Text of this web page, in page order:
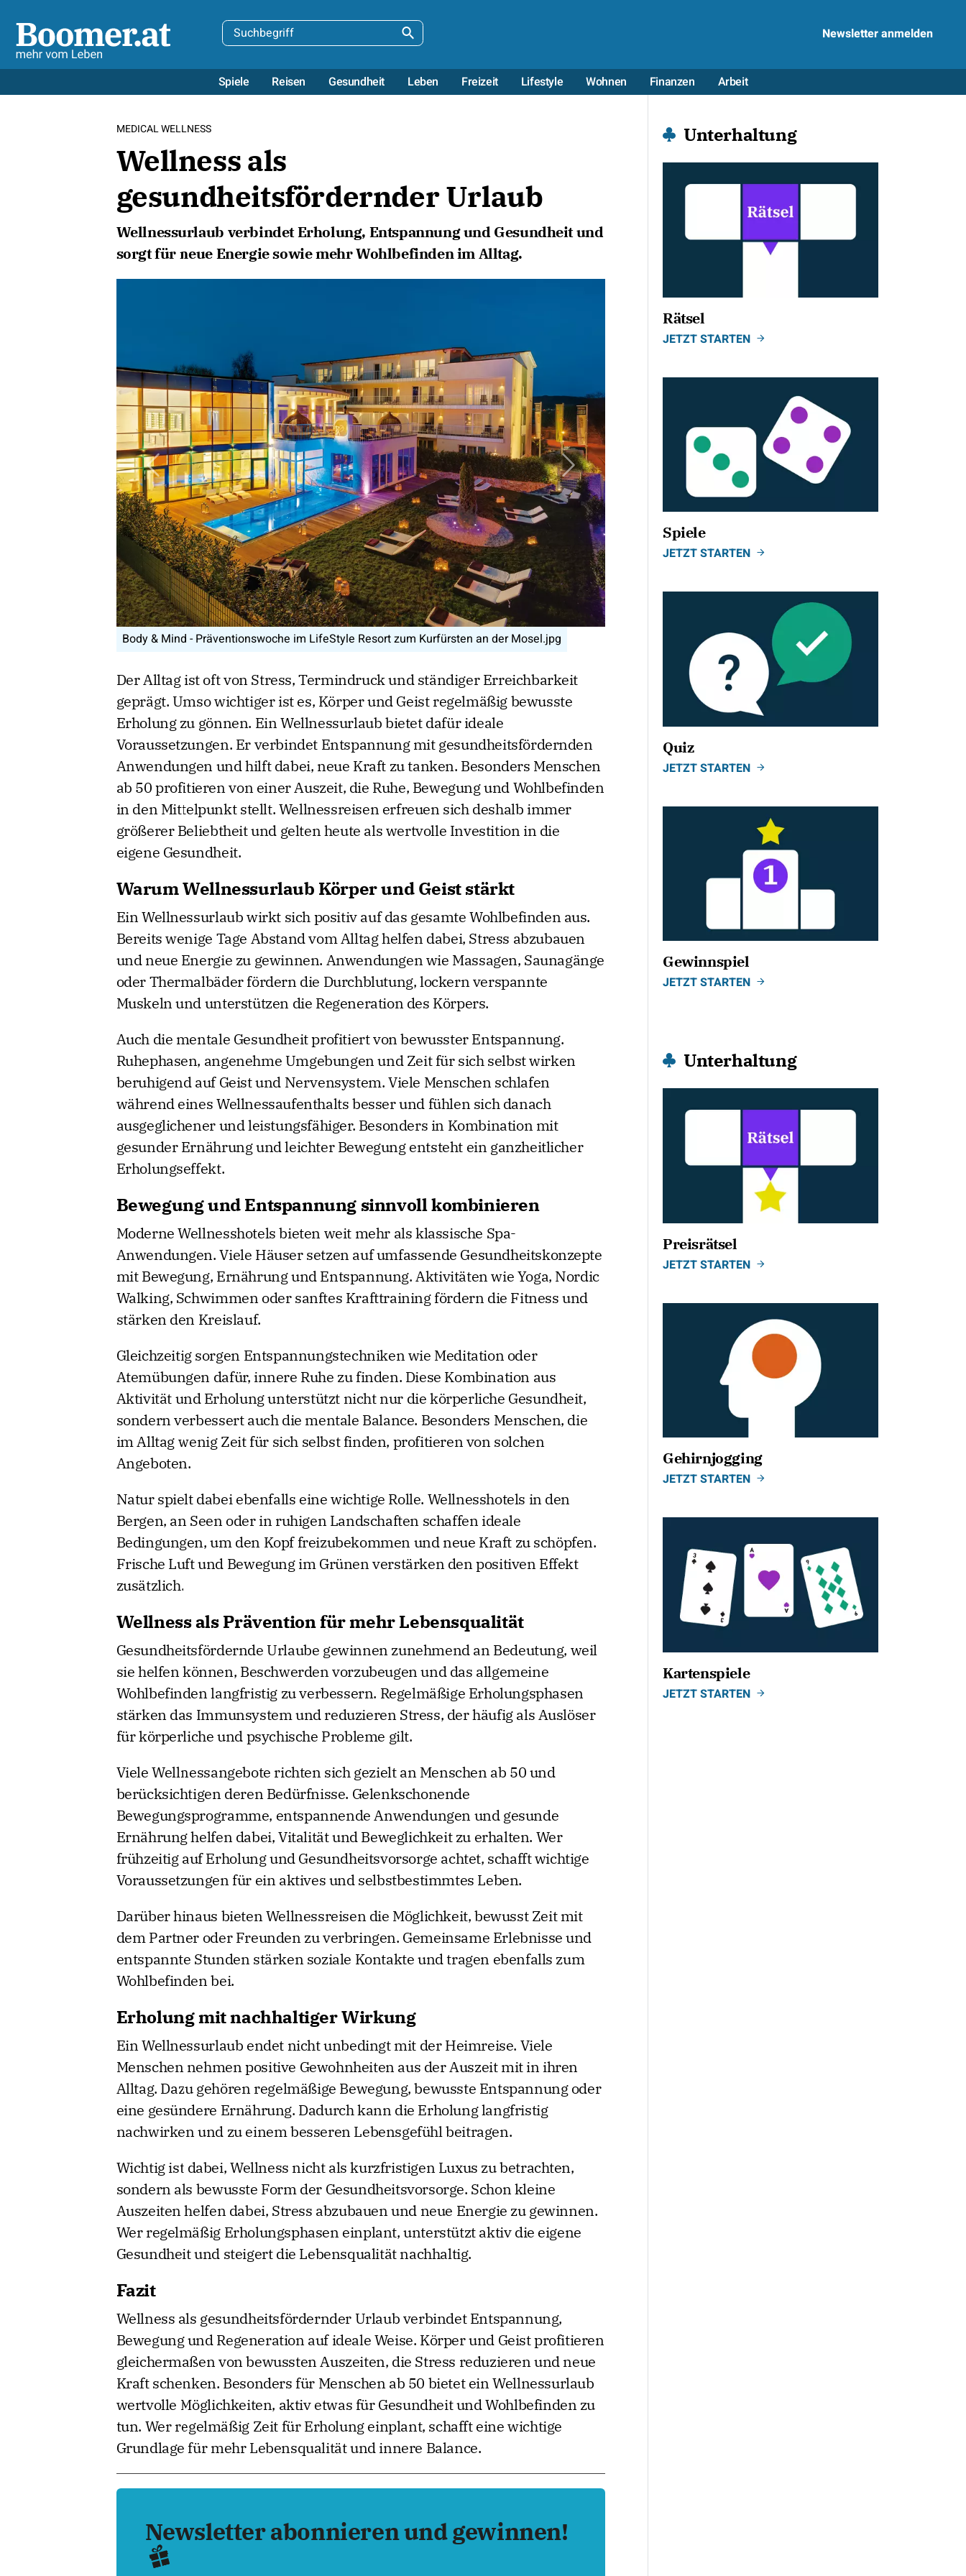
Newsletter anmelden
Spiele Reisen Gesundheit Leben Freizeit Lifestyle Wohnen Finanzen Arbeit
MEDICAL WELLNESS
Wellness als
gesundheitsfördernder Urlaub
Wellnessurlaub verbindet Erholung, Entspannung und Gesundheit und
sorgt für neue Energie sowie mehr Wohlbefinden im Alltag.
Gesundheitstage - Moor & More im WellVital-Hotel Residence Hotel von Dapper in
Vorheriges Bild Nächstes Bild
Der Alltag ist oft von Stress, Termindruck und ständiger Erreichbarkeit
geprägt. Umso wichtiger ist es, Körper und Geist regelmäßig bewusste
Erholung zu gönnen. Ein Wellnessurlaub bietet dafür ideale
Voraussetzungen. Er verbindet Entspannung mit gesundheitsfördernden
Anwendungen und hilft dabei, neue Kraft zu tanken. Besonders Menschen
ab 50 profitieren von einer Auszeit, die Ruhe, Bewegung und Wohlbefinden
in den Mittelpunkt stellt. Wellnessreisen erfreuen sich deshalb immer
größerer Beliebtheit und gelten heute als wertvolle Investition in die
eigene Gesundheit.
Warum Wellnessurlaub Körper und Geist stärkt
Ein Wellnessurlaub wirkt sich positiv auf das gesamte Wohlbefinden aus.
Bereits wenige Tage Abstand vom Alltag helfen dabei, Stress abzubauen
und neue Energie zu gewinnen. Anwendungen wie Massagen, Saunagänge
oder Thermalbäder fördern die Durchblutung, lockern verspannte
Muskeln und unterstützen die Regeneration des Körpers.
Auch die mentale Gesundheit profitiert von bewusster Entspannung.
Ruhephasen, angenehme Umgebungen und Zeit für sich selbst wirken
beruhigend auf Geist und Nervensystem. Viele Menschen schlafen
während eines Wellnessaufenthalts besser und fühlen sich danach
ausgeglichener und leistungsfähiger. Besonders in Kombination mit
gesunder Ernährung und leichter Bewegung entsteht ein ganzheitlicher
Erholungseffekt.
Bewegung und Entspannung sinnvoll kombinieren
Moderne Wellnesshotels bieten weit mehr als klassische Spa-
Anwendungen. Viele Häuser setzen auf umfassende Gesundheitskonzepte
mit Bewegung, Ernährung und Entspannung. Aktivitäten wie Yoga, Nordic
Walking, Schwimmen oder sanftes Krafttraining fördern die Fitness und
Gleichzeitig sorgen Entspannungstechniken wie Meditation oder
Atemübungen dafür, innere Ruhe zu finden. Diese Kombination aus
Aktivität und Erholung unterstützt nicht nur die körperliche Gesundheit,
sondern verbessert auch die mentale Balance. Besonders Menschen, die
im Alltag wenig Zeit für sich selbst finden, profitieren von solchen
Angeboten.
Natur spielt dabei ebenfalls eine wichtige Rolle. Wellnesshotels in den
Bergen, an Seen oder in ruhigen Landschaften schaffen ideale
Bedingungen, um den Kopf freizubekommen und neue Kraft zu schöpfen.
Frische Luft und Bewegung im Grünen verstärken den positiven Effekt
Wellness als Prävention für mehr Lebensqualität
Gesundheitsfördernde Urlaube gewinnen zunehmend an Bedeutung, weil
sie helfen können, Beschwerden vorzubeugen und das allgemeine
Wohlbefinden langfristig zu verbessern. Regelmäßige Erholungsphasen
stärken das Immunsystem und reduzieren Stress, der häufig als Auslöser
für körperliche und psychische Probleme gilt.
Viele Wellnessangebote richten sich gezielt an Menschen ab 50 und
berücksichtigen deren Bedürfnisse. Gelenkschonende
Bewegungsprogramme, entspannende Anwendungen und gesunde
Ernährung helfen dabei, Vitalität und Beweglichkeit zu erhalten. Wer
frühzeitig auf Erholung und Gesundheitsvorsorge achtet, schafft wichtige
Voraussetzungen für ein aktives und selbstbestimmtes Leben.
Darüber hinaus bieten Wellnessreisen die Möglichkeit, bewusst Zeit mit
dem Partner oder Freunden zu verbringen. Gemeinsame Erlebnisse und
entspannte Stunden stärken soziale Kontakte und tragen ebenfalls zum
Erholung mit nachhaltiger Wirkung
Ein Wellnessurlaub endet nicht unbedingt mit der Heimreise. Viele
Menschen nehmen positive Gewohnheiten aus der Auszeit mit in ihren
Alltag. Dazu gehören regelmäßige Bewegung, bewusste Entspannung oder
eine gesündere Ernährung. Dadurch kann die Erholung langfristig
nachwirken und zu einem besseren Lebensgefühl beitragen.
Wichtig ist dabei, Wellness nicht als kurzfristigen Luxus zu betrachten,
sondern als bewusste Form der Gesundheitsvorsorge. Schon kleine
Auszeiten helfen dabei, Stress abzubauen und neue Energie zu gewinnen.
Wer regelmäßig Erholungsphasen einplant, unterstützt aktiv die eigene
Gesundheit und steigert die Lebensqualität nachhaltig.
Fazit
Wellness als gesundheitsfördernder Urlaub verbindet Entspannung,
Bewegung und Regeneration auf ideale Weise. Körper und Geist profitieren
gleichermaßen von bewussten Auszeiten, die Stress reduzieren und neue
Kraft schenken. Besonders für Menschen ab 50 bietet ein Wellnessurlaub
wertvolle Möglichkeiten, aktiv etwas für Gesundheit und Wohlbefinden zu
tun. Wer regelmäßig Zeit für Erholung einplant, schafft eine wichtige
Grundlage für mehr Lebensqualität und innere Balance.
Newsletter abonnieren und gewinnen!
Unterhaltung
Rätsel
JETZT STARTEN
Spiele
JETZT STARTEN
Quiz
JETZT STARTEN
Gewinnspiel
JETZT STARTEN
Unterhaltung
Preisrätsel
JETZT STARTEN
Gehirnjogging
JETZT STARTEN
Kartenspiele
JETZT STARTEN